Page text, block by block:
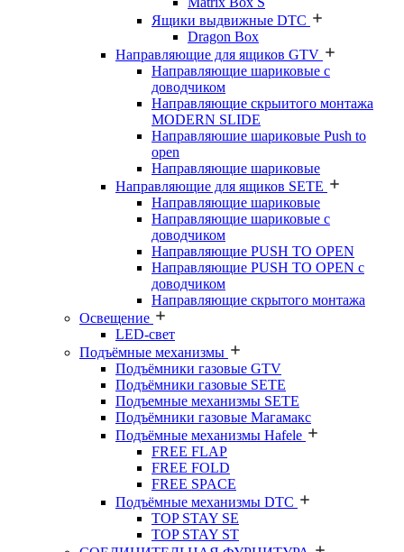
Ящики выдвижные DTC
Dragon Box
Направляющие для ящиков GTV
Направляющие шариковые с
доводчиком
Направляющие скрыитого монтажа
MODERN SLIDE
Направляюшие шариковые Push to
open
Направляющие шариковые
Направляющие для ящиков SETE
Направляющие шариковые
Направляющие шариковые с
доводчиком
Направляющие PUSH TO OPEN
Направляющие PUSH TO OPEN с
доводчиком
Направляющие скрытого монтажа
Освещение
LED-свет
Подъёмные механизмы
Подъёмники газовые GTV
Подъёмники газовые SETE
Подъемные механизмы SETE
Подъёмники газовые Магамакс
Подъёмные механизмы Hafele
FREE FLAP
FREE FOLD
FREE SPACE
Подъёмные механизмы DTC
TOP STAY SE
TOP STAY ST